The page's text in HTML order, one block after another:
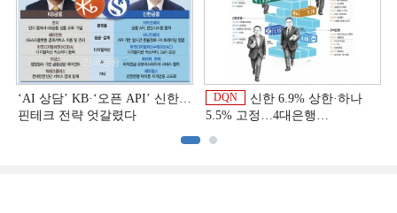
‘AI 상담’ KB·‘오픈 API’ 신한…
핀테크 전략 엇갈렸다
DQN
신한 6.9% 상한·하나
5.5% 고정…4대은행